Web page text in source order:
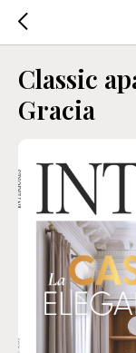
Classic
Gracia